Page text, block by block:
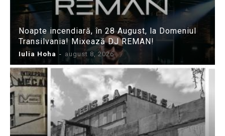
Noapte incendiară, în 28 August, la Domeniul
Transilvania! Mixează DJ REMAN!
Iulia Hoha - august 8, 2026